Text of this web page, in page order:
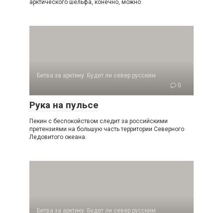
арктического шельфа, конечно, можно
Битва за арктику. Будет ли север русским
0
Рука на пульсе
Пекин с беспокойством следит за российски­ми
претензиями на большую часть территории Северного
Ледовитого океана.
Битва за арктику. Будет ли север русским